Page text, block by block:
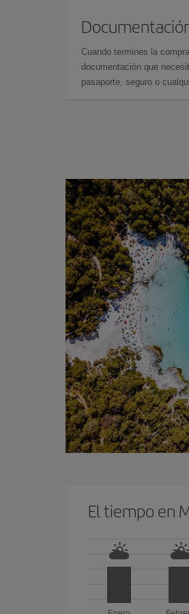
Cuando termines la
documentación que
pasaporte, seguro o
El tiempo en